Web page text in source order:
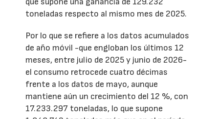
toneladas respecto al mismo mes de 2025.
Por lo que se refiere a los datos acumulados
de año móvil -que engloban los últimos 12
meses, entre julio de 2025 y junio de 2026-
el consumo retrocede cuatro décimas
frente a los datos de mayo, aunque
mantiene aún un crecimiento del 12 %, con
17.233.297 toneladas, lo que supone